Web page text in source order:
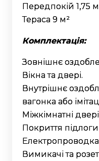
Передпокій 1,75
Тераса 9 м²
Комплектація:
Зовнішнє
Вікна та двері.
Внутрішнє
вагонка або
Міжкімнатні
Покриття
Вимикачі та